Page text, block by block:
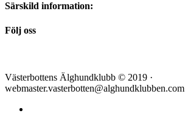
Särskild information:
Följ oss
Västerbottens Älghundklubb © 2019 ·
webmaster.vasterbotten@alghundklubben.com